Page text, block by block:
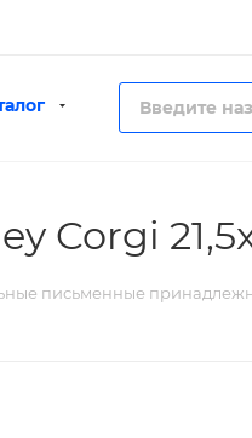
Corgi
письменные